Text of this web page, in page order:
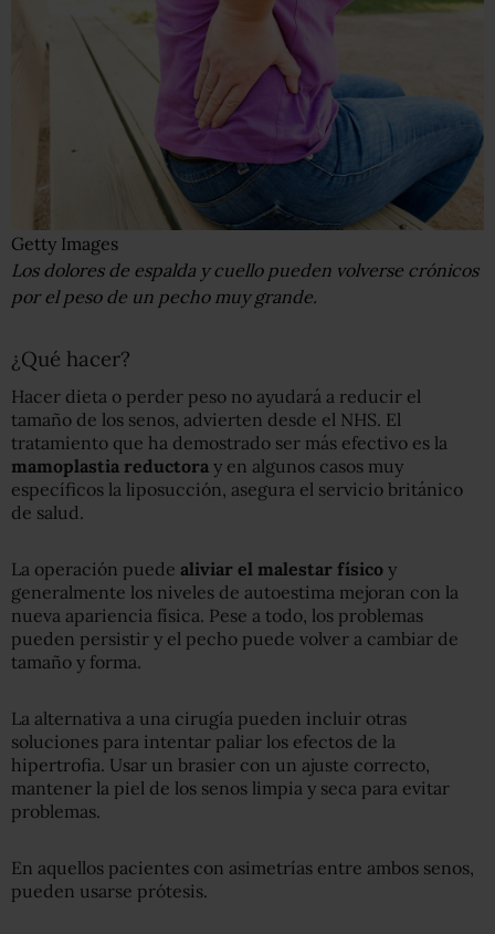
Getty Images
Los dolores de espalda y cuello pueden volverse crónicos
por el peso de un pecho muy grande.
¿Qué hacer?
Hacer dieta o perder peso no ayudará a reducir el
tamaño de los senos, advierten desde el NHS. El
tratamiento que ha demostrado ser más efectivo es la
mamoplastia reductora y en algunos casos muy
específicos la liposucción, asegura el servicio británico
de salud.
La operación puede aliviar el malestar físico y
generalmente los niveles de autoestima mejoran con la
nueva apariencia física. Pese a todo, los problemas
pueden persistir y el pecho puede volver a cambiar de
tamaño y forma.
La alternativa a una cirugía pueden incluir otras
soluciones para intentar paliar los efectos de la
hipertrofia. Usar un brasier con un ajuste correcto,
mantener la piel de los senos limpia y seca para evitar
problemas.
En aquellos pacientes con asimetrías entre ambos senos,
pueden usarse prótesis.